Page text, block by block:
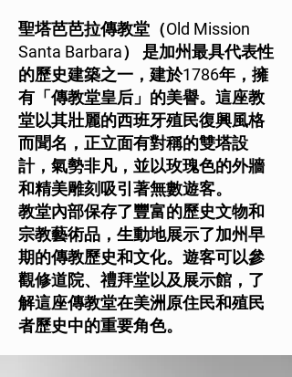
聖塔芭芭拉傳教堂（Old Mission
Santa Barbara） 是加州最具代表性
的歷史建築之一，建於1786年，擁
有「傳教堂皇后」的美譽。這座教
堂以其壯麗的西班牙殖民復興風格
而聞名，正立面有對稱的雙塔設
計，氣勢非凡，並以玫瑰色的外牆
和精美雕刻吸引著無數遊客。
教堂內部保存了豐富的歷史文物和
宗教藝術品，生動地展示了加州早
期的傳教歷史和文化。遊客可以參
觀修道院、禮拜堂以及展示館，了
解這座傳教堂在美洲原住民和殖民
者歷史中的重要角色。